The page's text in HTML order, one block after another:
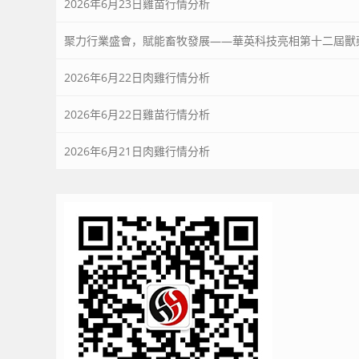
2026年6月23日雞苗行情分析
聚力行業盛會，賦能畜牧發展——華英科技亮相第十二屆獸
2026年6月22日肉雞行情分析
2026年6月22日雞苗行情分析
2026年6月21日肉雞行情分析